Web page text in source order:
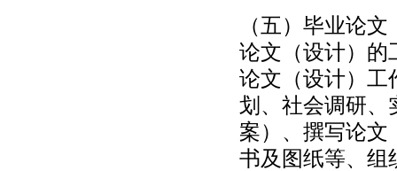
（五）毕业论
论文（设计）的
论文（设计）工
划、社会调研、
案）、撰写论文
书及图纸等、组